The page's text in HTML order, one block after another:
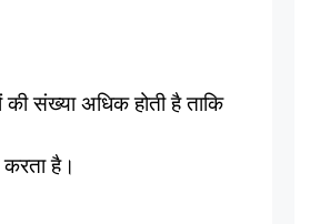
की संख्या अधिक होती है ताकि
करता है।